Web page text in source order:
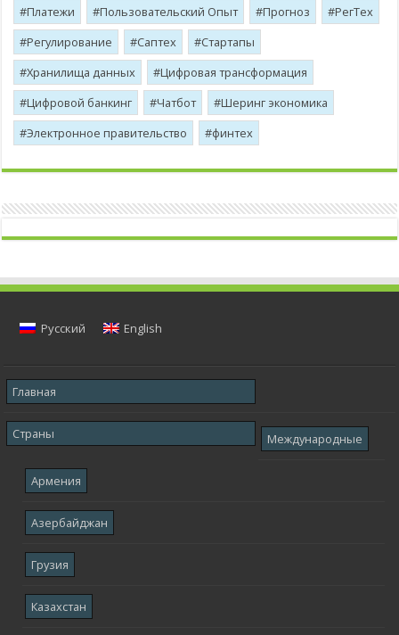
Платежи
Пользовательский Опыт Прогноз
РегТех
Регулирование
Саптех
Стартапы
Хранилища данных
Цифровая трансформация
Цифровой банкинг
Чатбот
Шеринг экономика
Электронное правительство
финтех
Русский English
Главная
Страны Международные
Армения
Азербайджан
Грузия
Казахстан